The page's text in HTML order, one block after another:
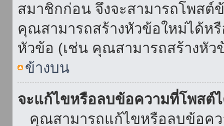
สมาชิกก่อน จึงจะสามารถโพส
คุณสามารถสร้างหัวข้อใหม่ได้ห
หัวข้อ (เช่น คุณสามารถสร้างหั
ข้างบน
จะแก้ไขหรือลบข้อความที่โพสต์ไ
คุณสามารถแก้ไขหรือลบข้อคว